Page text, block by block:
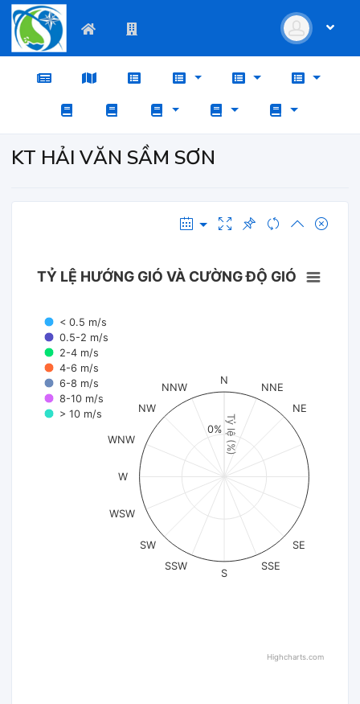
KT HẢI VĂN SẦM SƠN
Tỷ lệ (%)
TỶ LỆ HƯỚNG GIÓ VÀ CƯỜNG ĐỘ GIÓ
< 0.5 m/s
0.5-2 m/s
2-4 m/s
4-6 m/s
6-8 m/s
8-10 m/s
> 10 m/s
N
NNE
NE
SE
SSE
S
SSW
SW
WSW
W
WNW
NW
NNW
0%
Highcharts.com